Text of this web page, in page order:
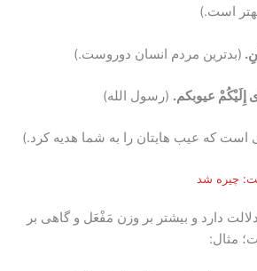
است.)
(بدترین مردم انسان دوروست.)
(رسول الله)
است که عیب هایتان را به شما هدیه کرد.)
دارد و بیشتر بر وزن مَفْعَل و گاهی بر
مثال: